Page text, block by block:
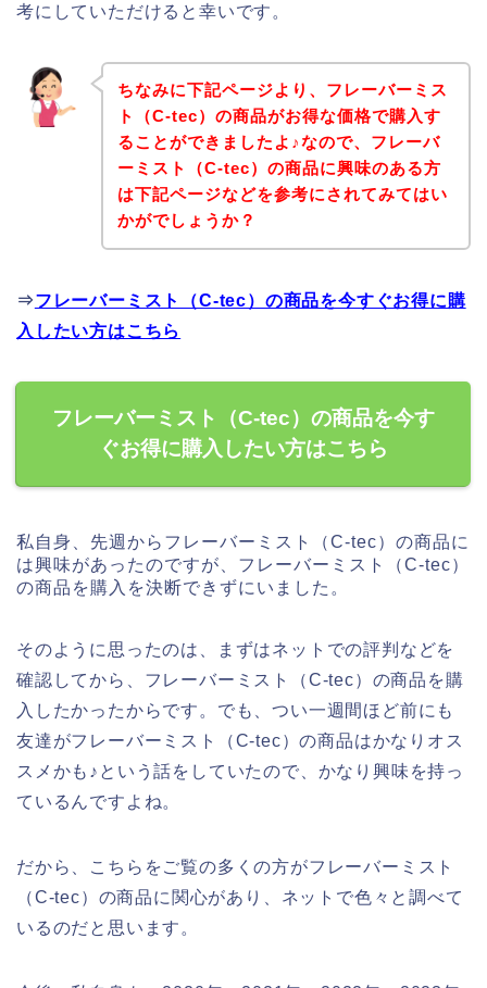
考にしていただけると幸いです。
ちなみに下記ページより、フレーバーミス
ト（C-tec）の商品がお得な価格で購入す
ることができましたよ♪なので、フレーバ
ーミスト（C-tec）の商品に興味のある方
は下記ページなどを参考にされてみてはい
かがでしょうか？
⇒フレーバーミスト（C-tec）の商品を今すぐお得に購
入したい方はこちら
フレーバーミスト（C-tec）の商品を今す
ぐお得に購入したい方はこちら
私自身、先週からフレーバーミスト（C-tec）の商品に
は興味があったのですが、フレーバーミスト（C-tec）
の商品を購入を決断できずにいました。
そのように思ったのは、まずはネットでの評判などを
確認してから、フレーバーミスト（C-tec）の商品を購
入したかったからです。でも、つい一週間ほど前にも
友達がフレーバーミスト（C-tec）の商品はかなりオス
スメかも♪という話をしていたので、かなり興味を持っ
ているんですよね。
だから、こちらをご覧の多くの方がフレーバーミスト
（C-tec）の商品に関心があり、ネットで色々と調べて
いるのだと思います。